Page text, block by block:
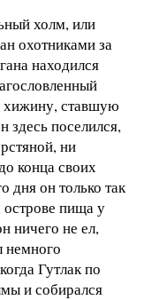
холм, или
охотниками за
находился
хижину, ставшую
здесь поселился,
ни
конца своих
он только так
пища у
ничего не ел,
немного
Гутлак по
и собирался